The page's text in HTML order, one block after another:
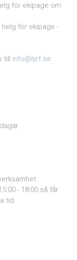
för ekipage om
för ekipage -
till info@lyrf.se
- 18:00 så får
tid.